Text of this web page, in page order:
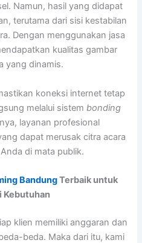
Namun, hasil yang didapat
terutama dari sisi kestabilan
Dengan menggunakan jasa
kualitas gambar
yang dinamis.
koneksi internet tetap
melalui sistem bonding
layanan profesional
dapat merusak citra acara
di mata publik.
BandungTerbaik untuk
Kebutuhan
klien memiliki anggaran dan
beda. Maka dari itu, kami